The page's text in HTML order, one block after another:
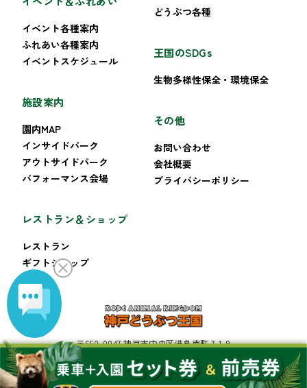
イベント各種案内
ふれあい各種案内
イベントスケジュール
施設案内
園内MAP
インサイドパーク
アウトサイドパーク
パフォーマンス会場
レストラン＆ショップ
レストラン
ギフトショップ
どうぶつ各種
王国のSDGs
生物多様性保全・環境保全
その他
お問い合わせ
会社概要
プライバシーポリシー
〒650-0047 神戸市中央区港島南町 7-1-9